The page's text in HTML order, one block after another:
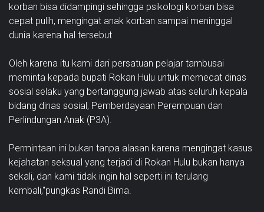
korban bisa didampingi sehingga psikologi korban bisa
cepat pulih, mengingat anak korban sampai meninggal
dunia karena hal tersebut
Oleh karena itu kami dari persatuan pelajar tambusai
meminta kepada bupati Rokan Hulu untuk memecat dinas
sosial selaku yang bertanggung jawab atas seluruh kepala
bidang dinas sosial, Pemberdayaan Perempuan dan
Perlindungan Anak (P3A).
Permintaan ini bukan tanpa alasan karena mengingat kasus
kejahatan seksual yang terjadi di Rokan Hulu bukan hanya
sekali, dan kami tidak ingin hal seperti ini terulang
kembali,"pungkas Randi Bima.